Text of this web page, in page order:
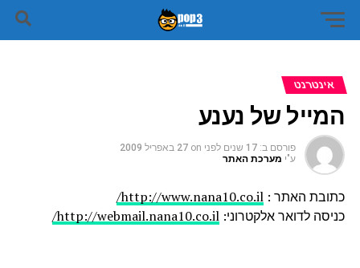
אינטרנט
המייל של נענע
פורסם ב: 17 שנים לפני on 27 באפריל 2009
ע"י מערכת האתר
כתובת האתר : http://www.nana10.co.il/
כניסה לדואראלקטרוני: http://webmail.nana10.co.il/